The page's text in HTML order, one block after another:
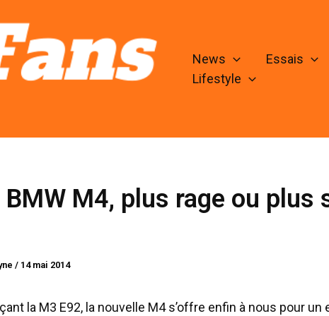
News Essais
Lifestyle
BMW M4, plus rage ou plus
/ 14 mai 2014
la M3 E92, la nouvelle M4 s’offre enfin à nous pour un